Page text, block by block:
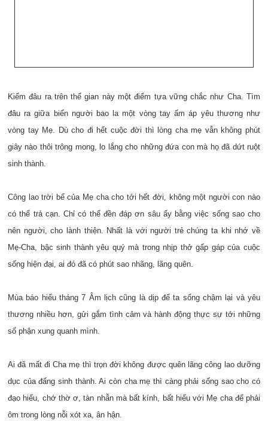
Kiếm đâu ra trên thế gian này một điểm tựa vững chắc như Cha. Tìm
đâu ra giữa biển người bao la một vòng tay ấm áp yêu thương như
vòng tay Mẹ. Dù cho đi hết cuộc đời thì lòng cha mẹ vẫn không phút
giây nào thôi trông mong, lo lắng cho những đứa con mà họ đã dứt ruột
sinh thành.
Công lao trời bể của Mẹ cha cho tới hết đời, không một người con nào
có thể trả cạn. Chỉ có thể đền đáp ơn sâu ấy bằng việc sống sao cho
nên người, cho lành thiện. Nhất là với người trẻ chúng ta khi nhớ về
Mẹ-Cha, bậc sinh thành yêu quý mà trong nhịp thở gấp gáp của cuộc
sống hiện đại, ai đó đã có phút sao nhãng, lãng quên.
Mùa báo hiếu tháng 7 Âm lịch cũng là dịp để ta sống chậm lại và yêu
thương nhiều hơn, gửi gắm tình cảm và hành động thực sự tới những
số phận xung quanh mình.
Ai đã mất đi Cha mẹ thì trọn đời không được quên lãng công lao dưỡng
dục của đấng sinh thành. Ai còn cha mẹ thì càng phải sống sao cho có
đạo hiếu, chớ thờ ơ, tàn nhẫn mà bất kính, bất hiếu với Mẹ cha để phải
ôm trong lòng nỗi xót xa, ân hận.